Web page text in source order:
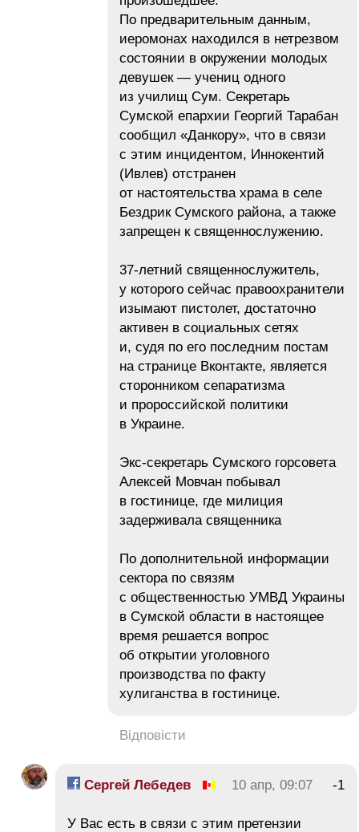
По предварительным данным,
иеромонах находился в нетрезвом
состоянии в окружении молодых
девушек — учениц одного
из училищ Сум. Секретарь
Сумской епархии Георгий Тарабан
сообщил «Данкору», что в связи
с этим инцидентом, Иннокентий
(Ивлев) отстранен
от настоятельства храма в селе
Бездрик Сумского района, а также
запрещен к священнослужению.
37-летний священнослужитель,
у которого сейчас правоохранители
изымают пистолет, достаточно
активен в социальных сетях
и, судя по его последним постам
на странице Вконтакте, является
сторонником сепаратизма
и пророссийской политики
в Украине.
Экс-секретарь Сумского горсовета
Алексей Мовчан побывал
в гостинице, где милиция
задерживала священника
По дополнительной информации
сектора по связям
с общественностью УМВД Украины
в Сумской области в настоящее
время решается вопрос
об открытии уголовного
производства по факту
хулиганства в гостинице.
Відповісти
Сергей Лебедев 10 апр, 09:07 -1
У Вас есть в связи с этим претензии